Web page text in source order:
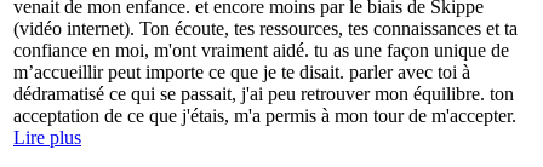
venait de mon enfance. et encore moins par le biais de Skippe
(vidéo internet). Ton écoute, tes ressources, tes connaissances et ta
confiance en moi, m'ont vraiment aidé. tu as une façon unique de
m’accueillir peut importe ce que je te disait. parler avec toi à
dédramatisé ce qui se passait, j'ai peu retrouver mon équilibre. ton
acceptation de ce que j'étais, m'a permis à mon tour de m'accepter.
Lire plus